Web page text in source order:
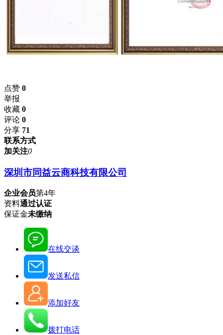
点赞 0
举报
收藏 0
评论 0
分享 71
联系方式
加关注0
深圳市同益云商科技有限公司
企业会员第4年
资料通过认证
保证金未缴纳
在线交谈
发送私信
添加好友
拨打电话